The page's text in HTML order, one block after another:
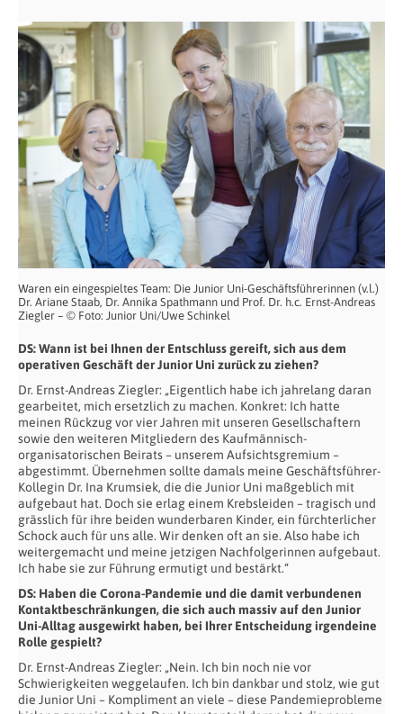
Waren ein eingespieltes Team: Die Junior Uni-Geschäftsführerinnen (v.l.)
Dr. Ariane Staab, Dr. Annika Spathmann und Prof. Dr. h.c. Ernst-Andreas
Ziegler – © Foto: Junior Uni/Uwe Schinkel
DS:Wann ist bei Ihnen der Entschluss gereift, sich aus dem
operativen Geschäft der Junior Uni zurück zu ziehen?
Dr. Ernst-Andreas Ziegler: „Eigentlich habe ich jahrelang daran
gearbeitet, mich ersetzlich zu machen. Konkret: Ich hatte
meinen Rückzug vor vier Jahren mit unseren Gesellschaftern
sowie den weiteren Mitgliedern des Kaufmännisch-
organisatorischen Beirats – unserem Aufsichtsgremium –
abgestimmt. Übernehmen sollte damals meine Geschäftsführer-
Kollegin Dr. Ina Krumsiek, die die Junior Uni maßgeblich mit
aufgebaut hat. Doch sie erlag einem Krebsleiden – tragisch und
grässlich für ihre beiden wunderbaren Kinder, ein fürchterlicher
Schock auch für uns alle. Wir denken oft an sie. Also habe ich
weitergemacht und meine jetzigen Nachfolgerinnen aufgebaut.
Ich habe sie zur Führung ermutigt und bestärkt.“
DS: Haben die Corona-Pandemie und die damit verbundenen
Kontaktbeschränkungen, die sich auch massiv auf den Junior
Uni-Alltag ausgewirkt haben, bei Ihrer Entscheidung irgendeine
Rolle gespielt?
Dr. Ernst-Andreas Ziegler: „Nein. Ich bin noch nie vor
Schwierigkeiten weggelaufen. Ich bin dankbar und stolz, wie gut
die Junior Uni – Kompliment an viele – diese Pandemieprobleme